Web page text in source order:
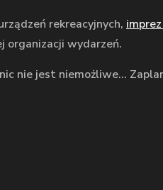
rekreacyjnych,
organizacji wydarzeń.
nie jest niemożliwe…